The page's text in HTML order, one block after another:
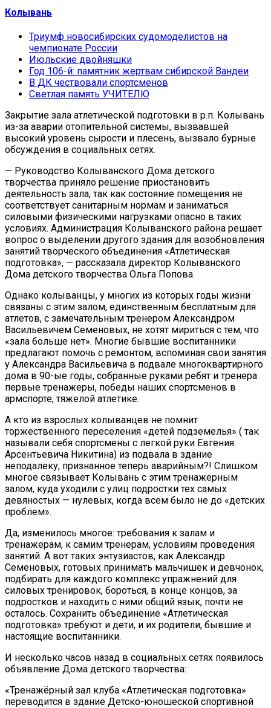
Колывань
Триумф новосибирских судомоделистов на
чемпионате России
Июльские двойняшки
Год 106-й: памятник жертвам сибирской Вандеи
В ДК чествовали спортсменов
Светлая память УЧИТЕЛЮ
Закрытие зала атлетической подготовки в р.п. Колывань
из-за аварии отопительной системы, вызвавшей
высокий уровень сырости и плесень, вызвало бурные
обсуждения в социальных сетях.
— Руководство Колыванского Дома детского
творчества приняло решение приостановить
деятельность зала, так как состояние помещения не
соответствует санитарным нормам и заниматься
силовыми физическими нагрузками опасно в таких
условиях. Администрация Колыванского района решает
вопрос о выделении другого здания для возобновления
занятий творческого объединения «Атлетическая
подготовка», — рассказала директор Колыванского
Дома детского творчества Ольга Попова.
Однако колыванцы, у многих из которых годы жизни
связаны с этим залом, единственным бесплатным для
атлетов, с замечательным тренером Александром
Васильевичем Семеновых, не хотят мириться с тем, что
«зала больше нет». Многие бывшие воспитанники
предлагают помочь с ремонтом, вспоминая свои занятия
у Александра Васильевича в подвале многоквартирного
дома в 90-ые годы, собранные руками ребят и тренера
первые тренажеры, победы наших спортсменов в
армспорте, тяжелой атлетике.
А кто из взрослых колыванцев не помнит
торжественного переселения «детей подземелья» ( так
называли себя спортсмены с легкой руки Евгения
Арсентьевича Никитина) из подвала в здание
неподалеку, признанное теперь аварийным?! Слишком
многое связывает Колывань с этим тренажерным
залом, куда уходили с улиц подростки тех самых
девяностых — нулевых, когда всем было не до «детских
проблем».
Да, изменилось многое: требования к залам и
тренажерам, к самим тренерам, условиям проведения
занятий. А вот таких энтузиастов, как Александр
Семеновых, готовых принимать мальчишек и девчонок,
подбирать для каждого комплекс упражнений для
силовых тренировок, бороться, в конце концов, за
подростков и находить с ними общий язык, почти не
осталось. Сохранить объединение «Атлетическая
подготовка» требуют и дети, и их родители, бывшие и
настоящие воспитанники.
И несколько часов назад в социальных сетях появилось
объявление Дома детского творчества:
«Тренажёрный зал клуба «Атлетическая подготовка»
переводится в здание Детско-юношеской спортивной